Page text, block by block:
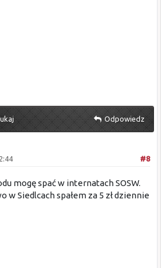
Odpowiedz
#8
mogę spać w internatach SOSW.
w Siedlcach spałem za 5 zł dziennie